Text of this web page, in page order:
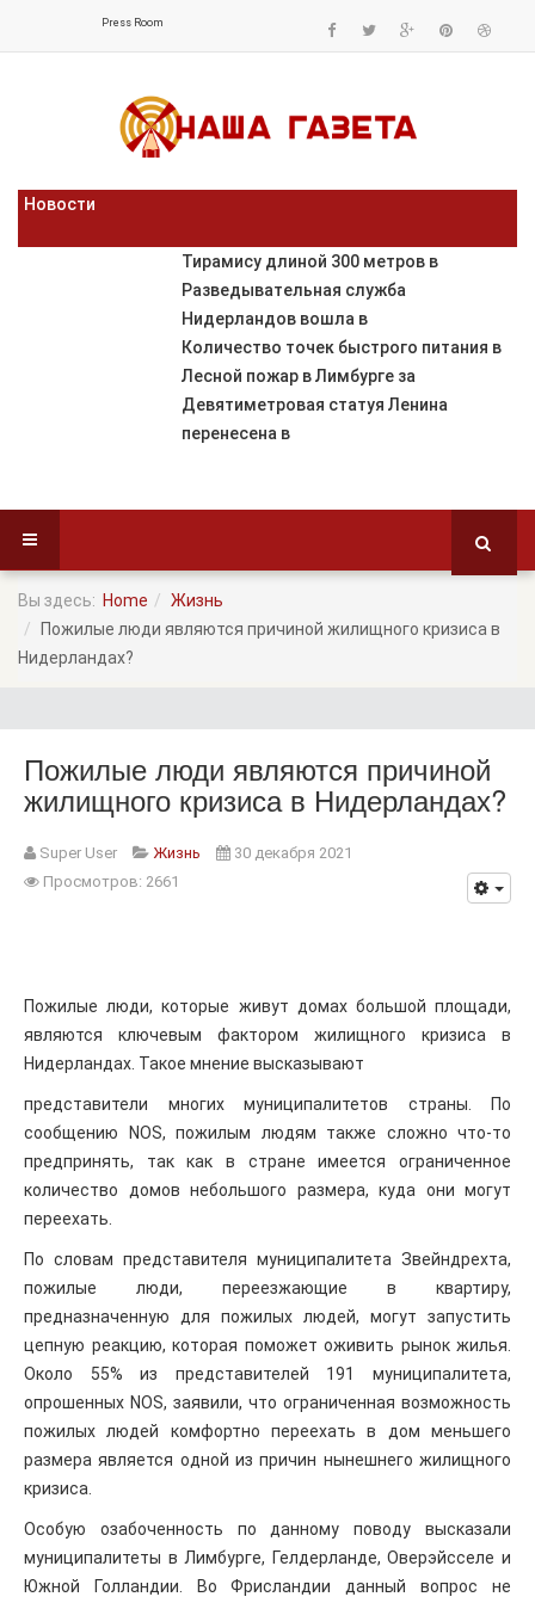
Press Room
Новости
Тирамису длиной 300 метров в
Разведывательная служба
Нидерландов вошла в
Количество точек быстрого питания в
Лесной пожар в Лимбурге за
Девятиметровая статуя Ленина
перенесена в
Вы здесь: Home
Жизнь
Пожилые люди являются причиной жилищного кризиса в
Нидерландах?
Пожилые люди являются причиной
жилищного кризиса в Нидерландах?
Super User Жизнь
30 декабря 2021
Просмотров: 2661
Пожилые люди, которые живут домах большой площади,
являются ключевым фактором жилищного кризиса в
Нидерландах. Такое мнение высказывают
представители многих муниципалитетов страны. По
сообщению NOS, пожилым людям также сложно что-то
предпринять, так как в стране имеется ограниченное
количество домов небольшого размера, куда они могут
переехать.
По словам представителя муниципалитета Звейндрехта,
пожилые люди, переезжающие в квартиру,
предназначенную для пожилых людей, могут запустить
цепную реакцию, которая поможет оживить рынок жилья.
Около 55% из представителей 191 муниципалитета,
опрошенных NOS, заявили, что ограниченная возможность
пожилых людей комфортно переехать в дом меньшего
размера является одной из причин нынешнего жилищного
кризиса.
Особую озабоченность по данному поводу высказали
муниципалитеты в Лимбурге, Гелдерланде, Оверэйсселе и
Южной Голландии. Во Фрисландии данный вопрос не